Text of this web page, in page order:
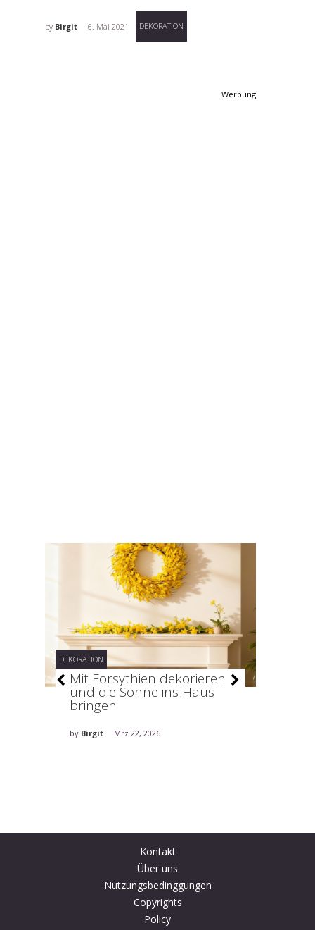
by Birgit 6. Mai 2021 DEKORATION
Werbung
DEKORATION
Mit Forsythien dekorieren
und die Sonne ins Haus
bringen
by Birgit Mrz 22, 2026
Kontakt
Über uns
Nutzungsbedinggungen
Copyrights
Policy